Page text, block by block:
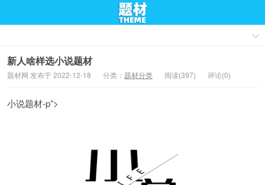
新人啥样选小说题材
题材网 发布于 2022-12-18 分类： 题材分类 阅读(397) 评论(0)
小说题材-p”>